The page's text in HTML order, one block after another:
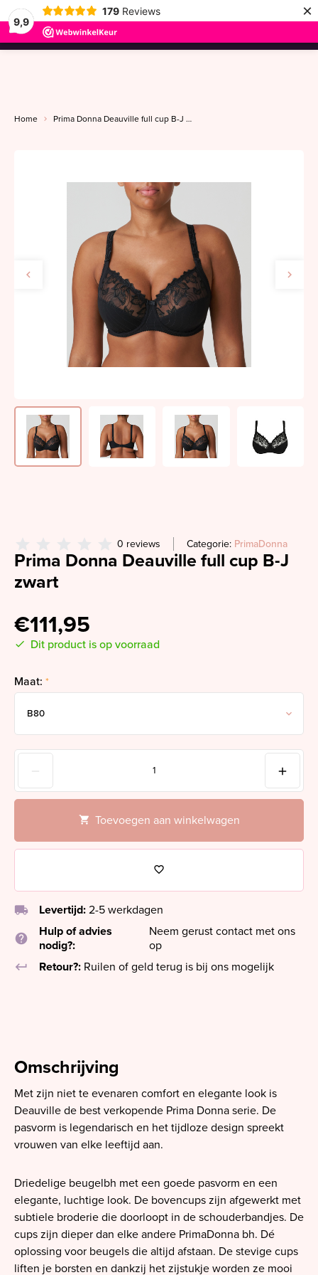
9,9
179 Reviews ×
menu
Home Prima Donna Deauville full cup B-J zwart
0 reviews Categorie: PrimaDonna
Prima Donna Deauville full cup B-J
zwart
€111,95
Dit product is op voorraad
Maat: *
Toevoegen aan winkelwagen
local_shipping Levertijd: 2-5 werkdagen
help
Hulp of advies
nodig?:
Neem gerust contact met ons
op
keyboard_return
Retour?: Ruilen of geld terug is bij ons mogelijk
Omschrijving
Met zijn niet te evenaren comfort en elegante look is
Deauville de best verkopende Prima Donna serie. De
pasvorm is legendarisch en het tijdloze design spreekt
vrouwen van elke leeftijd aan.
Driedelige beugelbh met een goede pasvorm en een
elegante, luchtige look. De bovencups zijn afgewerkt met
subtiele broderie die doorloopt in de schouderbandjes. De
cups zijn dieper dan elke andere PrimaDonna bh. Dé
oplossing voor beugels die altijd afstaan. De stevige cups
liften je borsten en dankzij het zijstukje worden ze mooi